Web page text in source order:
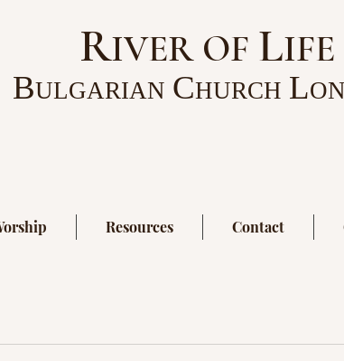
BULGARIAN CHURCH L
RIVER OF LIFE
Resources Contact